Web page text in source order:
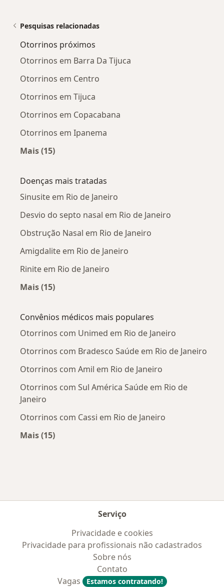
Pesquisas relacionadas
Otorrinos próximos
Otorrinos em Barra Da Tijuca
Otorrinos em Centro
Otorrinos em Tijuca
Otorrinos em Copacabana
Otorrinos em Ipanema
Mais (15)
Doenças mais tratadas
Sinusite em Rio de Janeiro
Desvio do septo nasal em Rio de Janeiro
Obstrução Nasal em Rio de Janeiro
Amigdalite em Rio de Janeiro
Rinite em Rio de Janeiro
Mais (15)
Convênios médicos mais populares
Otorrinos com Unimed em Rio de Janeiro
Otorrinos com Bradesco Saúde em Rio de Janeiro
Otorrinos com Amil em Rio de Janeiro
Otorrinos com Sul América Saúde em Rio de
Janeiro
Otorrinos com Cassi em Rio de Janeiro
Mais (15)
Serviço
Privacidade e cookies
Privacidade para profissionais não cadastrados
Sobre nós
Contato
Vagas
Estamos contratando!